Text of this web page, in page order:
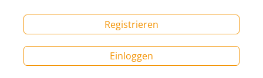
Registrieren
Einloggen